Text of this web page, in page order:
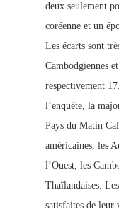
deux seulement
coréenne et un
Les écarts sont
Cambodgiennes
respectivement
l’enquête, la
Pays du Matin
américaines, les
l’Ouest, les
Thaïlandaises.
satisfaites de leur